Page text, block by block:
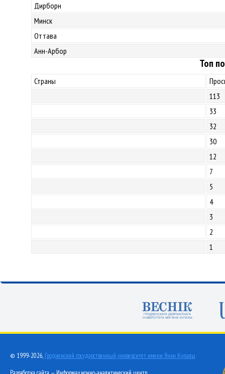
Дирборн
Минск
Оттава
Анн-Арбор
Топ
Страны
113
33
32
30
12
7
5
4
3
2
1
© 1999-2026, Гродненский государственный университет имени Янки Купалы